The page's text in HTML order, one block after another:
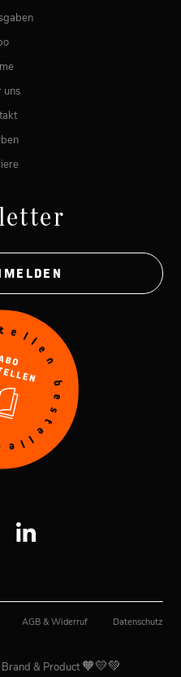
uns
AGB & Widerruf Datenschutz
& Product 🧡💛💚